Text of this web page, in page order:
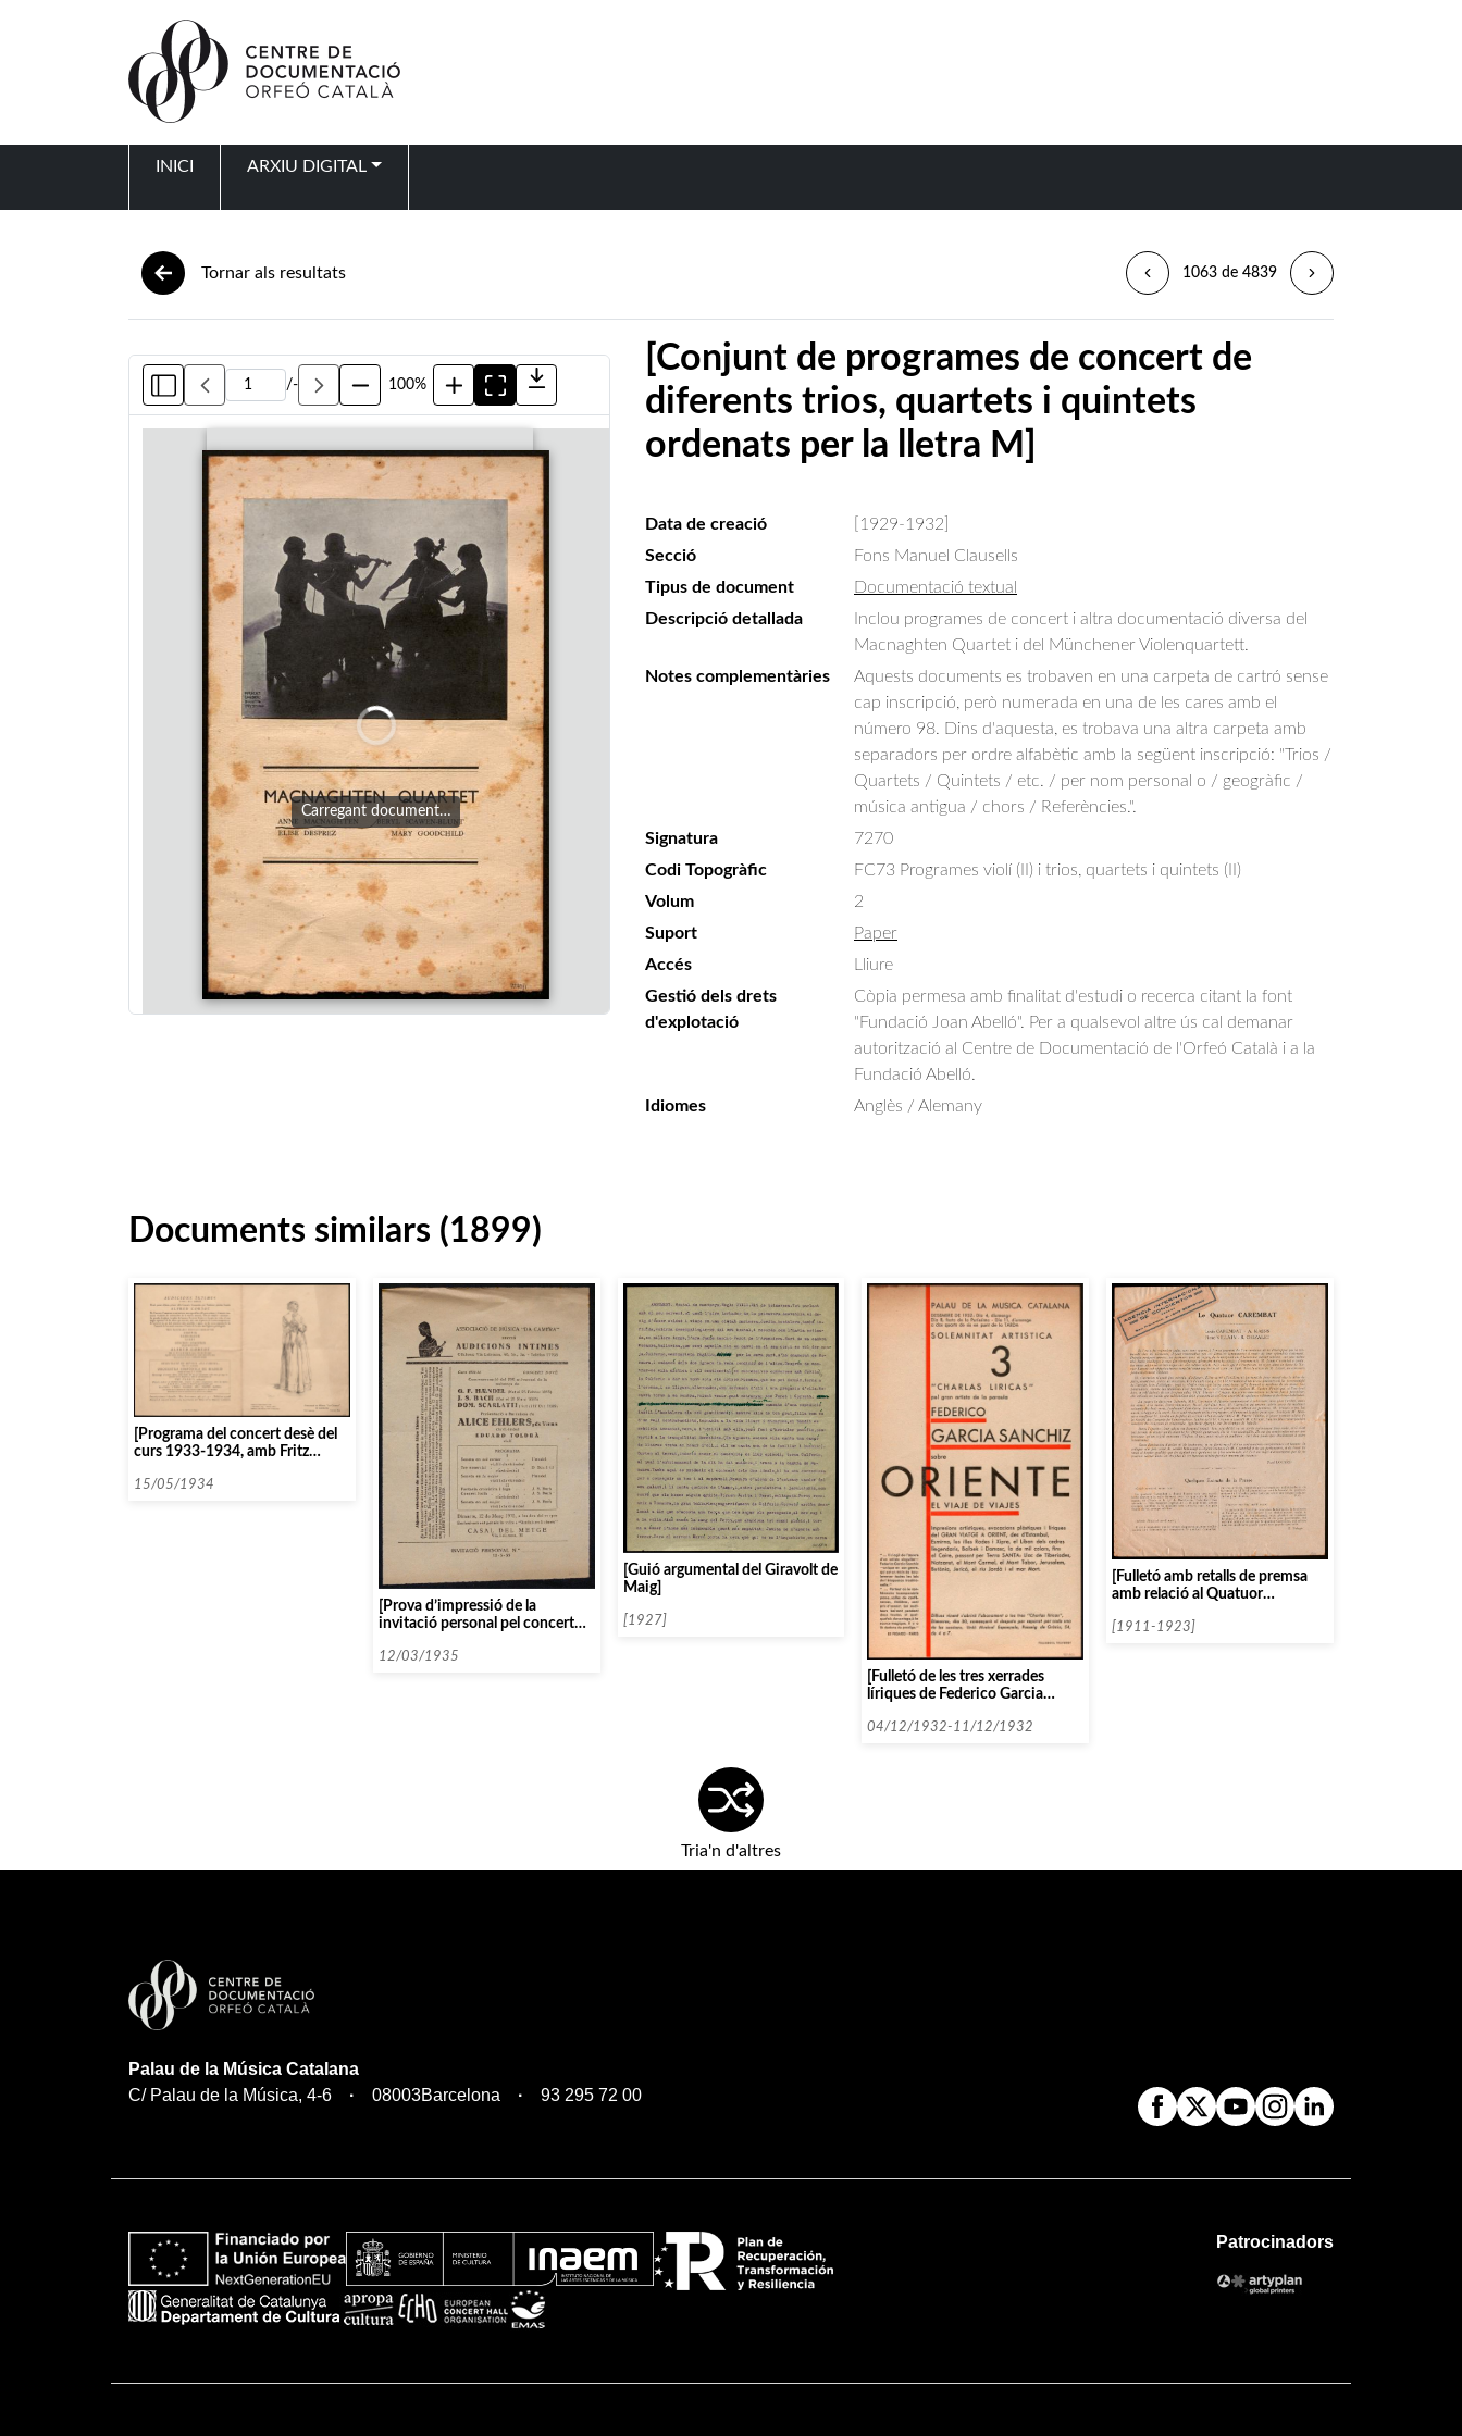
INICI ARXIU DIGITAL
Tornar als resultats 1063 de 4839
/- 100%
Carregant document…
[Conjunt de programes de concert de
diferents trios, quartets i quintets
ordenats per la lletra M]
Data de creació
[1929-1932]
Secció
Fons Manuel Clausells
Tipus de document
Documentació textual
Descripció detallada
Inclou programes de concert i altra documentació diversa del
Macnaghten Quartet i del Münchener Violenquartett.
Notes complementàries
Aquests documents es trobaven en una carpeta de cartró sense
cap inscripció, però numerada en una de les cares amb el
número 98. Dins d'aquesta, es trobava una altra carpeta amb
separadors per ordre alfabètic amb la següent inscripció: "Trios /
Quartets / Quintets / etc. / per nom personal o / geogràfic /
música antigua / chors / Referències.".
Signatura
7270
Codi Topogràfic
FC73 Programes violí (II) i trios, quartets i quintets (II)
Volum
2
Suport
Paper
Accés
Lliure
Gestió dels drets
d'explotació
Còpia permesa amb finalitat d'estudi o recerca citant la font
"Fundació Joan Abelló". Per a qualsevol altre ús cal demanar
autorització al Centre de Documentació de l'Orfeó Català i a la
Fundació Abelló.
Idiomes
Anglès / Alemany
Documents similars (1899)
[Programa del concert desè del
curs 1933-1934, amb Fritz
15/05/1934
[Prova d’impressió de la
invitació personal pel concert
12/03/1935
[Guió argumental del Giravolt de
Maig]
[1927]
[Fulletó de les tres xerrades
líriques de Federico Garcia
04/12/1932-11/12/1932
[Fulletó amb retalls de premsa
amb relació al Quatuor
[1911-1923]
Tria'n d'altres
Palau de la Música Catalana
C/ Palau de la Música, 4-6
08003Barcelona 93 295 72 00
Patrocinadors